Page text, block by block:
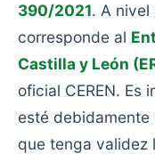
390/2021. A nivel
corresponde al
Castilla y León
oficial CEREN. Es
esté
que tenga validez